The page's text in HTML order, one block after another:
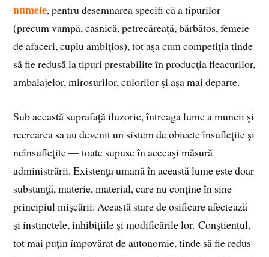
numele, pentru desemnarea specifi că a tipurilor
(precum vampă, casnică, petrecăreaţă, bărbătos, femeie
de afaceri, cuplu ambiţios), tot aşa cum competiţia tinde
să fie redusă la tipuri prestabilite în producţia fleacurilor,
ambalajelor, mirosurilor, culorilor şi aşa mai departe.
Sub această suprafaţă iluzorie, întreaga lume a muncii şi
recrearea sa au devenit un sistem de obiecte însufleţite şi
neînsufleţite — toate supuse în aceeaşi măsură
administrării. Existenţa umană în această lume este doar
substanţă, materie, material, care nu conţine în sine
principiul mişcării. Această stare de osificare afectează
şi instinctele, inhibiţiile şi modificările lor. Conştientul,
tot mai puţin împovărat de autonomie, tinde să fie redus